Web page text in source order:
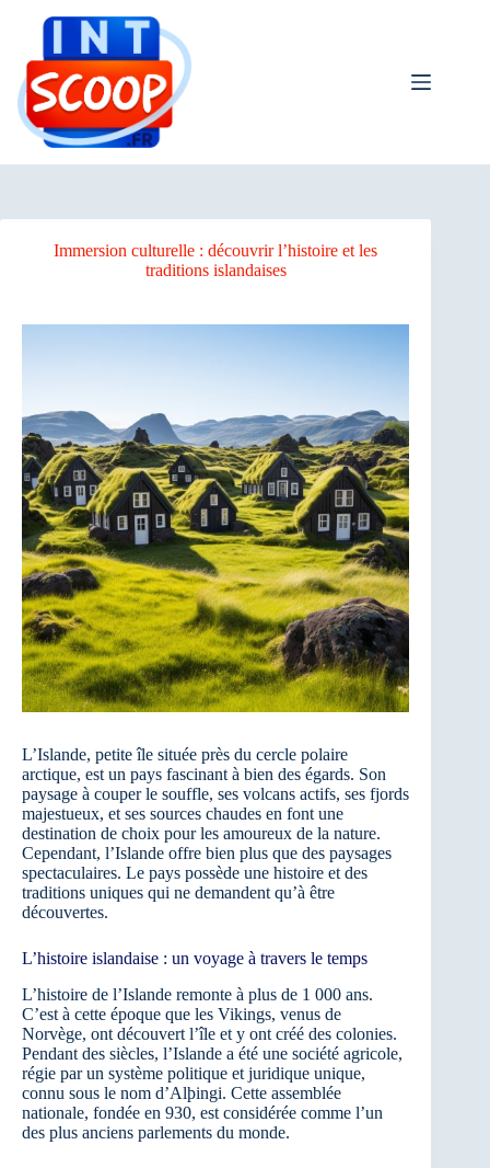
Immersion culturelle : découvrir l’histoire et les
traditions islandaises
L’Islande, petite île située près du cercle polaire
arctique, est un pays fascinant à bien des égards. Son
paysage à couper le souffle, ses volcans actifs, ses fjords
majestueux, et ses sources chaudes en font une
destination de choix pour les amoureux de la nature.
Cependant, l’Islande offre bien plus que des paysages
spectaculaires. Le pays possède une histoire et des
traditions uniques qui ne demandent qu’à être
découvertes.
L’histoire islandaise : un voyage à travers le temps
L’histoire de l’Islande remonte à plus de 1 000 ans.
C’est à cette époque que les Vikings, venus de
Norvège, ont découvert l’île et y ont créé des colonies.
Pendant des siècles, l’Islande a été une société agricole,
régie par un système politique et juridique unique,
connu sous le nom d’Alþingi. Cette assemblée
nationale, fondée en 930, est considérée comme l’un
des plus anciens parlements du monde.